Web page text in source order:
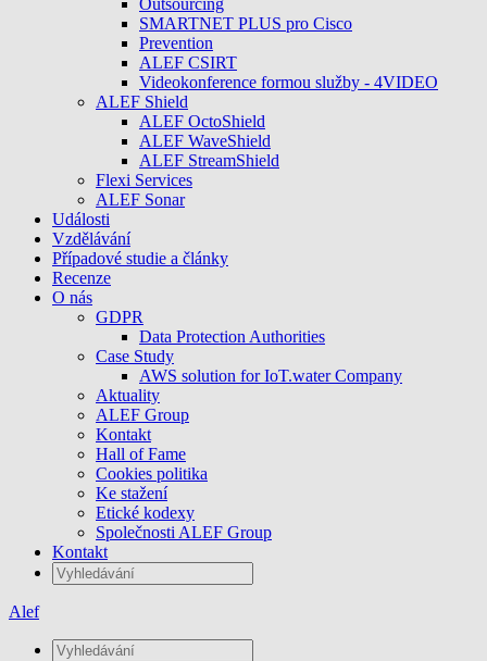
Outsourcing
SMARTNET PLUS pro Cisco
Prevention
ALEF CSIRT
Videokonference formou služby - 4VIDEO
ALEF Shield
ALEF OctoShield
ALEF WaveShield
ALEF StreamShield
Flexi Services
ALEF Sonar
Události
Vzdělávání
Případové studie a články
Recenze
O nás
GDPR
Data Protection Authorities
Case Study
AWS solution for IoT.water Company
Aktuality
ALEF Group
Kontakt
Hall of Fame
Cookies politika
Ke stažení
Etické kodexy
Společnosti ALEF Group
Kontakt
Alef